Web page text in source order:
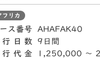
フリカ
ス番号
AHAFAK40
行日数
9日間
行代金
1,250,000 〜